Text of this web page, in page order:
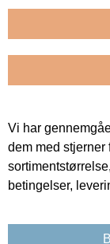
Vi har
dem med stjerner
betingelser,